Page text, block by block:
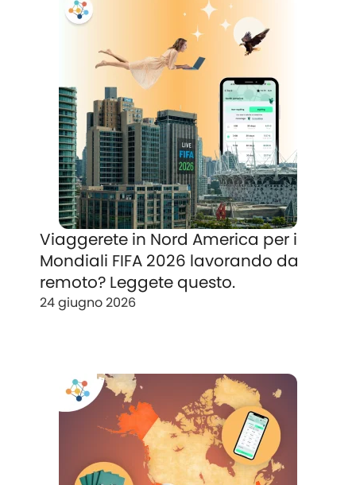
Viaggerete in Nord America per i
Mondiali FIFA 2026 lavorando da
remoto? Leggete questo.
24 giugno 2026